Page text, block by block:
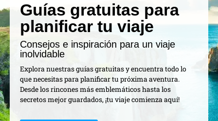
Guías gratuitas para
planificar tu viaje
Consejos e inspiración para un viaje
inolvidable
Explora nuestras guías gratuitas y encuentra todo lo
que necesitas para planificar tu próxima aventura.
Desde los rincones más emblemáticos hasta los
secretos mejor guardados, ¡tu viaje comienza aquí!